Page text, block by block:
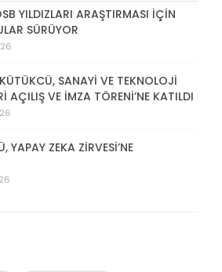
YILDIZLARI ARAŞTIRMASI İÇİN
SÜRÜYOR
SANAYİ VE TEKNOLOJİ
AÇILIŞ VE İMZA TÖRENİ’NE KATILDI
YAPAY ZEKA ZİRVESİ’NE